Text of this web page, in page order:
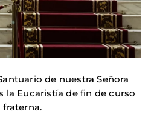
de nuestra Señora
la Eucaristía de fin de curso